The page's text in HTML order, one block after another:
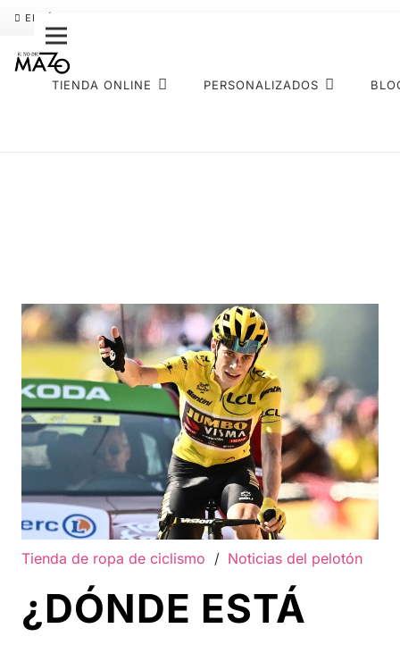
ENVÍO GRATIS
TIENDA ONLINE PERSONALIZADOS
Tienda de ropa de ciclismo / Noticias del pelotón
¿DÓNDE ESTÁ